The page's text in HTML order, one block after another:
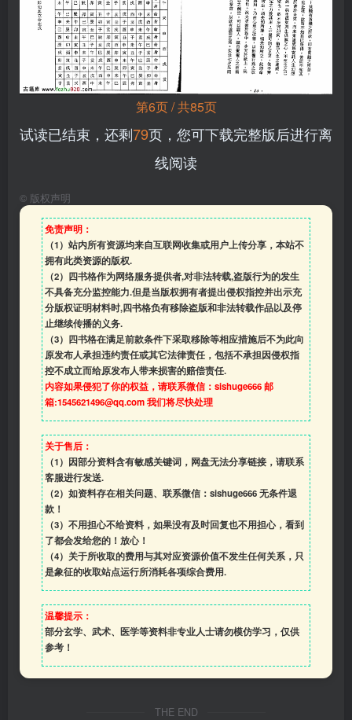
第6页 / 共85页
试读已结束，还剩79页，您可下载完整版后进行离
线阅读
© 版权声明
免责声明：
（1）站内所有资源均来自互联网收集或用户上传分享，本站不
拥有此类资源的版权.
（2）四书格作为网络服务提供者,对非法转载,盗版行为的发生
不具备充分监控能力.但是当版权拥有者提出侵权指控并出示充
分版权证明材料时,四书格负有移除盗版和非法转载作品以及停
止继续传播的义务.
（3）四书格在满足前款条件下采取移除等相应措施后不为此向
原发布人承担违约责任或其它法律责任，包括不承担因侵权指
控不成立而给原发布人带来损害的赔偿责任.
内容如果侵犯了你的权益，请联系微信：sishuge666 邮
箱:1545621496@qq.com 我们将尽快处理
关于售后：
（1）因部分资料含有敏感关键词，网盘无法分享链接，请联系
客服进行发送.
（2）如资料存在相关问题、联系微信：sishuge666 无条件退
款！
（3） 不用担心不给资料，如果没有及时回复也不用担心，看到
了都会发给您的！放心！
（4） 关于所收取的费用与其对应资源价值不发生任何关系，只
是象征的收取站点运行所消耗各项综合费用.
温馨提示：
部分玄学、武术、医学等资料非专业人士请勿模仿学习，仅供
参考！
THE END